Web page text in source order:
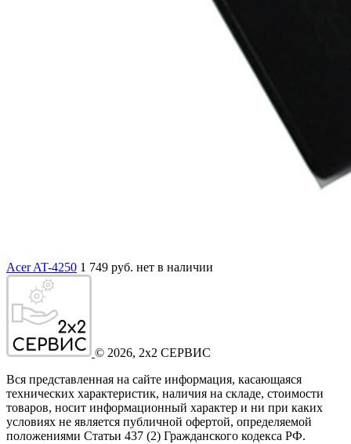
Acer AT-4250 1 749 руб. нет в наличии
© 2026, 2x2 СЕРВИС
Вся представленная на сайте информация, касающаяся
технических характеристик, наличия на складе, стоимости
товаров, носит информационный характер и ни при каких
условиях не является публичной офертой, определяемой
положениями Статьи 437 (2) Гражданского кодекса РФ.